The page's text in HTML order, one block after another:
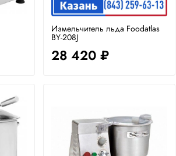
Измельчитель льда Foodatlas
BY-208J
28 420 ₽